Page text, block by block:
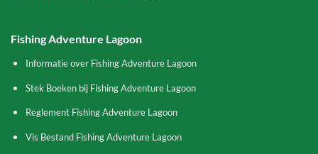
Fishing Adventure Lagoon
Informatie over Fishing Adventure Lagoon
Stek Boeken bij Fishing Adventure Lagoon
Reglement Fishing Adventure Lagoon
Vis Bestand Fishing Adventure Lagoon